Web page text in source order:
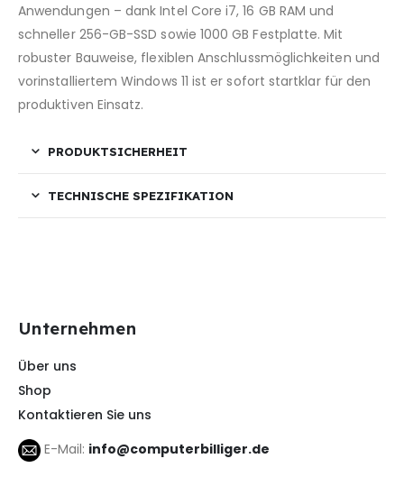
Anwendungen – dank Intel Core i7, 16 GB RAM und
schneller 256-GB-SSD sowie 1000 GB Festplatte. Mit
robuster Bauweise, flexiblen Anschlussmöglichkeiten und
vorinstalliertem Windows 11 ist er sofort startklar für den
produktiven Einsatz.
PRODUKTSICHERHEIT
TECHNISCHE SPEZIFIKATION
Unternehmen
Über uns
Shop
Kontaktieren Sie uns
E-Mail: info@computerbilliger.de